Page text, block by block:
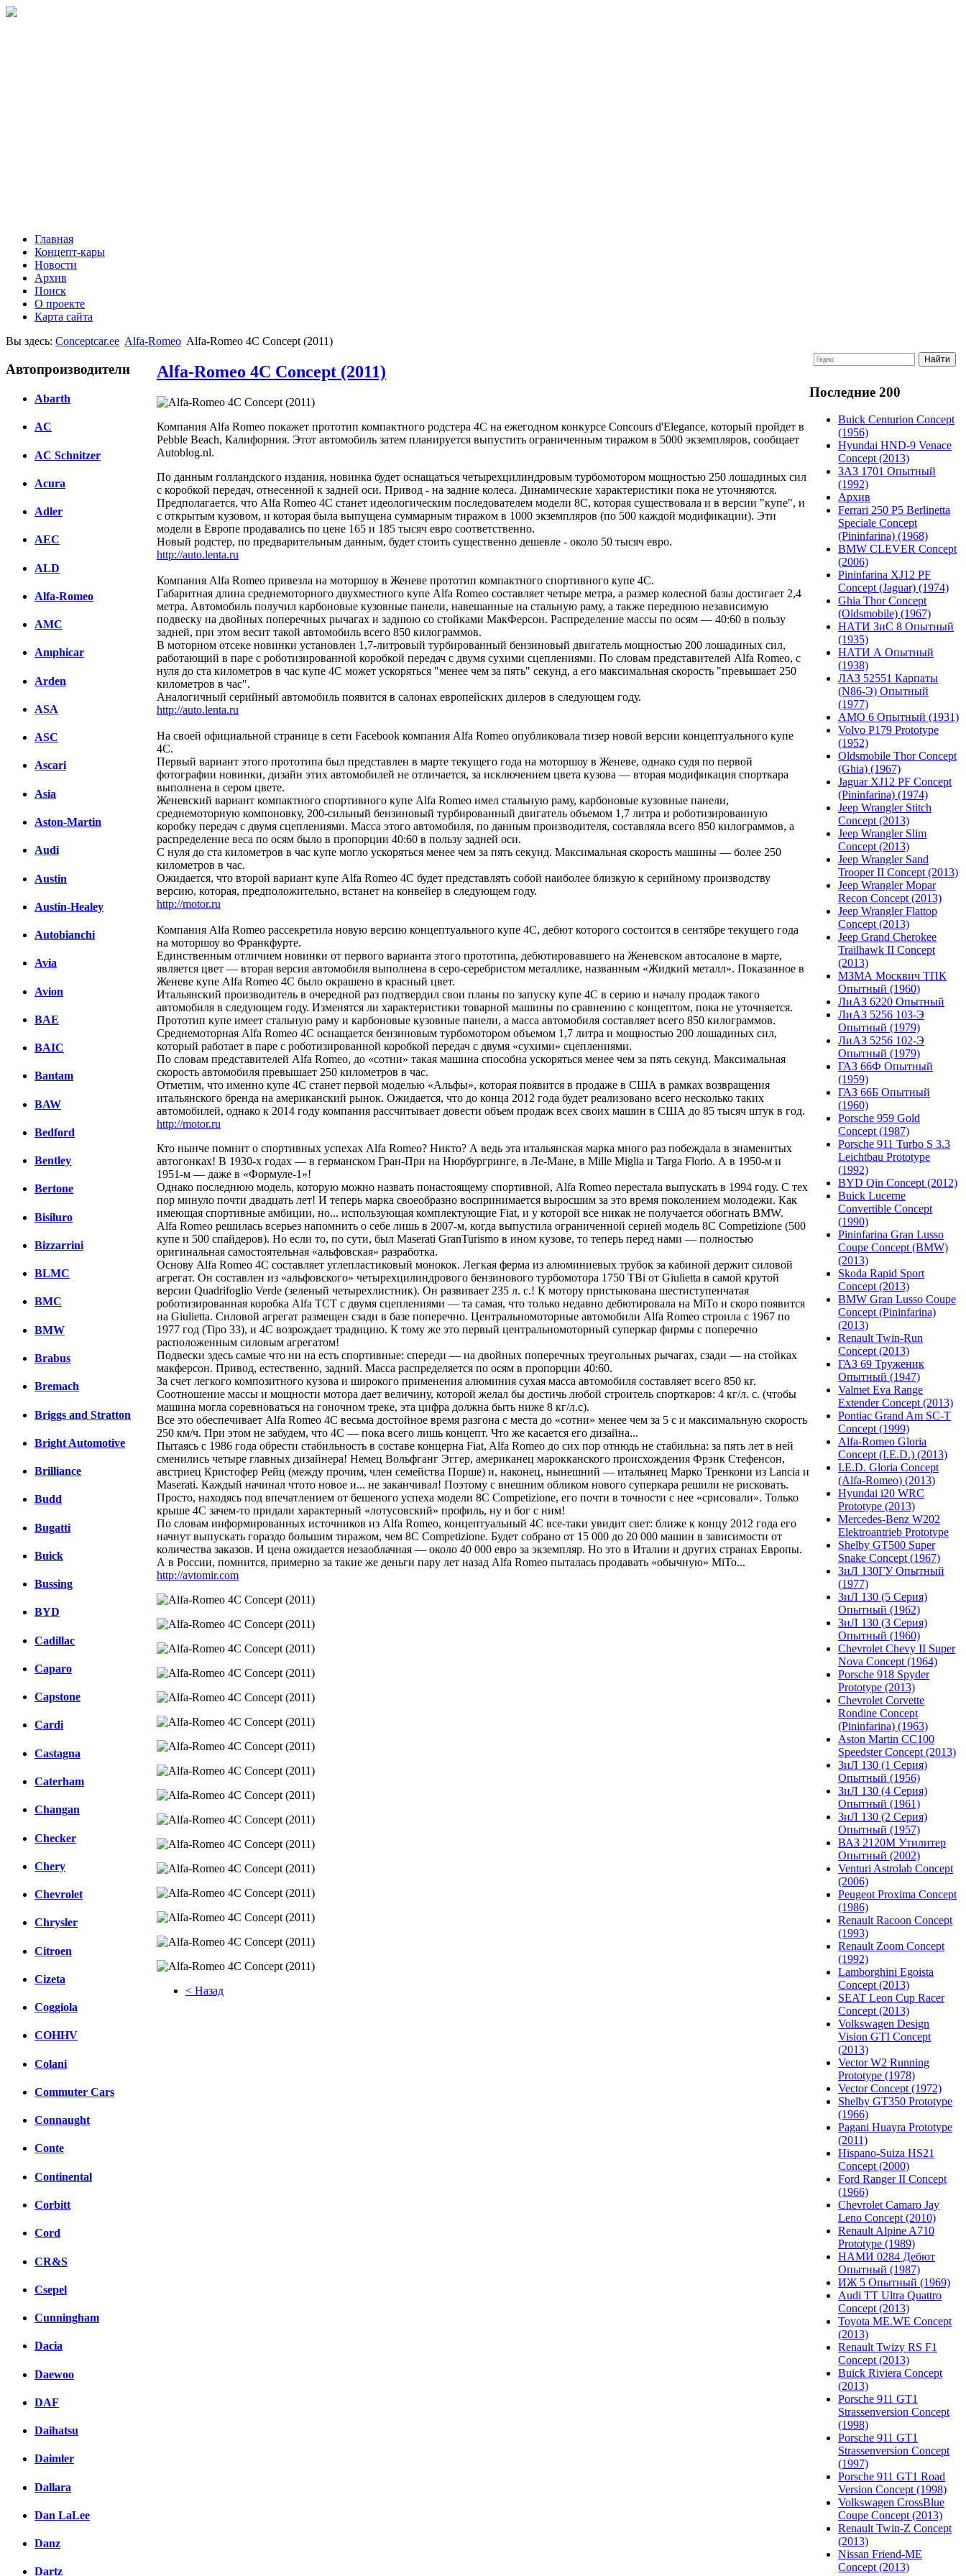
Главная
Концепт-кары
Новости
Архив
Поиск
О проекте
Карта сайта
Вы здесь: Conceptcar.ee Alfa-Romeo Alfa-Romeo 4C Concept (2011)
Автопроизводители
Abarth
AC
AC Schnitzer
Acura
Adler
AEC
ALD
Alfa-Romeo
AMC
Amphicar
Arden
ASA
ASC
Ascari
Asia
Aston-Martin
Audi
Austin
Austin-Healey
Autobianchi
Avia
Avion
BAE
BAIC
Bantam
BAW
Bedford
Bentley
Bertone
Bisiluro
Bizzarrini
BLMC
BMC
BMW
Brabus
Bremach
Briggs and Stratton
Bright Automotive
Brilliance
Budd
Bugatti
Buick
Bussing
BYD
Cadillac
Caparo
Capstone
Cardi
Castagna
Caterham
Changan
Checker
Chery
Chevrolet
Chrysler
Citroen
Cizeta
Coggiola
COHHV
Colani
Commuter Cars
Connaught
Conte
Continental
Corbitt
Cord
CR&S
Csepel
Cunningham
Dacia
Daewoo
DAF
Daihatsu
Daimler
Dallara
Dan LaLee
Danz
Dartz
Alfa-Romeo 4C Concept (2011)
Компания Alfa Romeo покажет прототип компактного родстера 4C на ежегодном конкурсе Concours d'Elegance, который пройдет в
Pebble Beach, Калифорния. Этот автомобиль затем планируется выпустить ограниченным тиражом в 5000 экземпляров, сообщает
Autoblog.nl.
По данным голландского издания, новинка будет оснащаться четырехцилиндровым турбомотором мощностью 250 лошадиных сил
с коробкой передач, отнесенной к задней оси. Привод - на задние колеса. Динамические характеристики пока не уточняются.
Предполагается, что Alfa Romeo 4C станет идеологическим последователем модели 8С, которая существовала и в версии "купе", и
с открытым кузовом, и которая была выпущена суммарным тиражом в 1000 экземпляров (по 500 каждой модификации). Эти
модели в Европе продавались по цене 165 и 185 тысяч евро соответственно.
Новый родстер, по предварительным данным, будет стоить существенно дешевле - около 50 тысяч евро.
http://auto.lenta.ru
Компания Alfa Romeo привезла на моторшоу в Женеве прототип компактного спортивного купе 4C.
Габаритная длина среднемоторного двухместного купе Alfa Romeo составляет четыре метра, а размер колесной базы достигает 2,4
метра. Автомобиль получил карбоновые кузовные панели, навешанные на стальную раму, а также переднюю независимую
подвеску на двойных поперечных рычагах и заднюю со стойками МакФерсон. Распределение массы по осям — 40:60 в пользу
задней, при этом весит такой автомобиль всего 850 килограммов.
В моторном отсеке новинки установлен 1,7-литровый турбированный бензиновый двигатель мощностью 200 лошадиных сил,
работающий в паре с роботизированной коробкой передач с двумя сухими сцеплениями. По словам представителей Alfa Romeo, с
нуля до ста километров в час купе 4С может ускоряться "менее чем за пять" секунд, а его максимальная скорость "превышает 250
километров в час".
Аналогичный серийный автомобиль появится в салонах европейских дилеров в следующем году.
http://auto.lenta.ru
На своей официальной странице в сети Facebook компания Alfa Romeo опубликовала тизер новой версии концептуального купе
4C.
Первый вариант этого прототипа был представлен в марте текущего года на моторшоу в Женеве, однако судя по первой
фотографии новинки, дизайн этих автомобилей не отличается, за исключением цвета кузова — вторая модификация спорткара
выполнена в сером цвете.
Женевский вариант компактного спортивного купе Alfa Romeo имел стальную раму, карбоновые кузовные панели,
среднемоторную компоновку, 200-сильный бензиновый турбированный двигатель объемом 1,7 литра и роботизированную
коробку передач с двумя сцеплениями. Масса этого автомобиля, по данным производителя, составляла всего 850 килограммов, а
распределение веса по осям было в пропорции 40:60 в пользу задней оси.
С нуля до ста километров в час купе могло ускоряться менее чем за пять секунд. Максимальная скорость машины — более 250
километров в час.
Ожидается, что второй вариант купе Alfa Romeo 4C будет представлять собой наиболее близкую к серийному производству
версию, которая, предположительно, встанет на конвейер в следующем году.
http://motor.ru
Компания Alfa Romeo рассекретила новую версию концептуального купе 4C, дебют которого состоится в сентябре текущего года
на моторшоу во Франкфурте.
Единственным отличием новинки от первого варианта этого прототипа, дебютировавшего на Женевском автосалоне в марте,
является цвет — вторая версия автомобиля выполнена в серо-серебристом металлике, названным «Жидкий металл». Показанное в
Женеве купе Alfa Romeo 4C было окрашено в красный цвет.
Итальянский производитель в очередной раз подтвердил свои планы по запуску купе 4C в серию и началу продаж такого
автомобиля в следующем году. Изменятся ли характеристики товарной машины по сравнению с концептом, пока не уточняется.
Прототип купе имеет стальную раму и карбоновые кузовные панели, а масса автомобиля составляет всего 850 килограммов.
Среднемоторная Alfa Romeo 4C оснащается бензиновым турбомотором объемом 1,7 литра и мощностью 200 лошадиных сил,
который работает в паре с роботизированной коробкой передач с двумя «сухими» сцеплениями.
По словам представителей Alfa Romeo, до «сотни» такая машина способна ускоряться менее чем за пять секунд. Максимальная
скорость автомобиля превышает 250 километров в час.
Отметим, что именно купе 4C станет первой моделью «Альфы», которая появится в продаже в США в рамках возвращения
итальянского бренда на американский рынок. Ожидается, что до конца 2012 года будет реализовано всего несколько таких
автомобилей, однако к 2014 году компания рассчитывает довести объем продаж всех своих машин в США до 85 тысяч штук в год.
http://motor.ru
Кто нынче помнит о спортивных успехах Alfa Romeo? Никто? А ведь эта итальянская марка много раз побеждала в знаменитых
автогонках! В 1930-х годах — в германском Гран-При на Нюрбургринге, в Ле-Мане, в Mille Miglia и Targa Florio. А в 1950-м и
1951-м — даже в «Формуле-1»!
Однако последнюю модель, которую можно назвать понастоящему спортивной, Alfa Romeo перестала выпускать в 1994 году. С тех
пор минуло почти двадцать лет! И теперь марка своеобразно воспринимается выросшим за это время поколением молодежи. Как
имеющая спортивные амбиции, но... использующая комплектующие Fiat, и у которой все никак не получается обогнать BMW.
Alfa Romeo решилась всерьез напомнить о себе лишь в 2007-м, когда выпустила ограниченной серией модель 8C Competizione (500
купе и 500 спайдеров). Но если то, по сути, был Maserati GranTurismo в ином кузове, то теперь перед нами — полностью
оригинальная самостоятельная «альфовская» разработка.
Основу Alfa Romeo 4C составляет углепластиковый монокок. Легкая ферма из алюминиевых трубок за кабиной держит силовой
агрегат. Он составлен из «альфовского» четырехцилиндрового бензинового турбомотора 1750 TBi от Giulietta в самой крутой
версии Quadrifoglio Verde (зеленый четырехлистник). Он развивает 235 л. с.! К мотору пристыкована шестиступенчатая
роботизированная коробка Alfa TCT c двумя сцеплениями — та самая, что только недавно дебютировала на MiTo и скоро появится
на Giulietta. Силовой агрегат размещен сзади в базе поперечно. Центральномоторные автомобили Alfa Romeo строила с 1967 по
1977 год (Tipo 33), и 4C возрождает традицию. К тому же это первый центральномоторный суперкар фирмы с поперечно
расположенным силовым агрегатом!
Подвески здесь самые что ни на есть спортивные: спереди — на двойных поперечных треугольных рычагах, сзади — на стойках
макферсон. Привод, естественно, задний. Масса распределяется по осям в пропорции 40:60.
За счет легкого композитного кузова и широкого применения алюминия сухая масса автомобиля составляет всего 850 кг.
Соотношение массы и мощности мотора дает величину, которой желал бы достичь любой строитель спорткаров: 4 кг/л. с. (чтобы
машина могла соревноваться на гоночном треке, эта цифра должна быть ниже 8 кг/л.с).
Все это обеспечивает Alfa Romeo 4С весьма достойное время разгона с места до «сотни» менее чем за 5 с и максимальную скорость
250 км/ч. При этом не забудем, что 4С — пока всего лишь концепт. Что же касается его дизайна...
Пытаясь с 1986 года обрести стабильность в составе концерна Fiat, Alfa Romeo до сих пор отнюдь не стабильна: за пять лет в ней
сменились четыре главных дизайнера! Немец Вольфганг Эггер, американец марокканского происхождения Фрэнк Стефенсон,
австриец Кристофер Рейц (между прочим, член семейства Порше) и, наконец, нынешний — итальянец Марко Тренкони из Lancia и
Maserati. Каждый начинал чтото новое и... не заканчивал! Поэтому с внешним обликом нового суперкара решили не рисковать.
Просто, находясь под впечатлением от бешеного успеха модели 8C Competizione, его почти в точности с нее «срисовали». Только
крыше 4С зачем-то придали характерный «лотусовский» профиль, ну и бог с ним!
По словам информированных источников из Alfa Romeo, концептуальный 4С все-таки увидит свет: ближе к концу 2012 года его
начнут выпускать гораздо большим тиражом, чем 8C Competizione. Будет собрано от 15 000 до 20 000 машин в зависимости от
количества заказов. И цена ожидается незаоблачная — около 40 000 евро за экземпляр. Но это в Италии и других странах Европы.
А в России, помнится, примерно за такие же деньги пару лет назад Alfa Romeo пыталась продавать «обычную» MiTo...
http://avtomir.com
< Назад
Последние 200
Buick Centurion Concept
(1956)
Hyundai HND-9 Venace
Concept (2013)
ЗАЗ 1701 Опытный
(1992)
Архив
Ferrari 250 P5 Berlinetta
Speciale Concept
(Pininfarina) (1968)
BMW CLEVER Concept
(2006)
Pininfarina XJ12 PF
Concept (Jaguar) (1974)
Ghia Thor Concept
(Oldsmobile) (1967)
НАТИ ЗиС 8 Опытный
(1935)
НАТИ А Опытный
(1938)
ЛАЗ 52551 Карпаты
(N86-Э) Опытный
(1977)
АМО 6 Опытный (1931)
Volvo P179 Prototype
(1952)
Oldsmobile Thor Concept
(Ghia) (1967)
Jaguar XJ12 PF Concept
(Pininfarina) (1974)
Jeep Wrangler Stitch
Concept (2013)
Jeep Wrangler Slim
Concept (2013)
Jeep Wrangler Sand
Trooper II Concept (2013)
Jeep Wrangler Mopar
Recon Concept (2013)
Jeep Wrangler Flattop
Concept (2013)
Jeep Grand Cherokee
Trailhawk II Concept
(2013)
МЗМА Москвич ТПК
Опытный (1960)
ЛиАЗ 6220 Опытный
ЛиАЗ 5256 103-Э
Опытный (1979)
ЛиАЗ 5256 102-Э
Опытный (1979)
ГАЗ 66Ф Опытный
(1959)
ГАЗ 66Б Опытный
(1960)
Porsche 959 Gold
Concept (1987)
Porsche 911 Turbo S 3.3
Leichtbau Prototype
(1992)
BYD Qin Concept (2012)
Buick Lucerne
Convertible Concept
(1990)
Pininfarina Gran Lusso
Coupe Concept (BMW)
(2013)
Skoda Rapid Sport
Concept (2013)
BMW Gran Lusso Coupe
Concept (Pininfarina)
(2013)
Renault Twin-Run
Concept (2013)
ГАЗ 69 Труженик
Опытный (1947)
Valmet Eva Range
Extender Concept (2013)
Pontiac Grand Am SC-T
Concept (1999)
Alfa-Romeo Gloria
Concept (I.E.D.) (2013)
I.E.D. Gloria Concept
(Alfa-Romeo) (2013)
Hyundai i20 WRC
Prototype (2013)
Mercedes-Benz W202
Elektroantrieb Prototype
Shelby GT500 Super
Snake Concept (1967)
ЗиЛ 130ГУ Опытный
(1977)
ЗиЛ 130 (5 Серия)
Опытный (1962)
ЗиЛ 130 (3 Серия)
Опытный (1960)
Chevrolet Chevy II Super
Nova Concept (1964)
Porsche 918 Spyder
Prototype (2013)
Chevrolet Corvette
Rondine Concept
(Pininfarina) (1963)
Aston Martin CC100
Speedster Concept (2013)
ЗиЛ 130 (1 Серия)
Опытный (1956)
ЗиЛ 130 (4 Серия)
Опытный (1961)
ЗиЛ 130 (2 Серия)
Опытный (1957)
ВАЗ 2120М Утилитер
Опытный (2002)
Venturi Astrolab Concept
(2006)
Peugeot Proxima Concept
(1986)
Renault Racoon Concept
(1993)
Renault Zoom Concept
(1992)
Lamborghini Egoista
Concept (2013)
SEAT Leon Cup Racer
Concept (2013)
Volkswagen Design
Vision GTI Concept
(2013)
Vector W2 Running
Prototype (1978)
Vector Concept (1972)
Shelby GT350 Prototype
(1966)
Pagani Huayra Prototype
(2011)
Hispano-Suiza HS21
Concept (2000)
Ford Ranger II Concept
(1966)
Chevrolet Camaro Jay
Leno Concept (2010)
Renault Alpine A710
Prototype (1989)
НАМИ 0284 Дебют
Опытный (1987)
ИЖ 5 Опытный (1969)
Audi TT Ultra Quattro
Concept (2013)
Toyota ME.WE Concept
(2013)
Renault Twizy RS F1
Concept (2013)
Buick Riviera Concept
(2013)
Porsche 911 GT1
Strassenversion Concept
(1998)
Porsche 911 GT1
Strassenversion Concept
(1997)
Porsche 911 GT1 Road
Version Concept (1998)
Volkswagen CrossBlue
Coupe Concept (2013)
Renault Twin-Z Concept
(2013)
Nissan Friend-ME
Concept (2013)